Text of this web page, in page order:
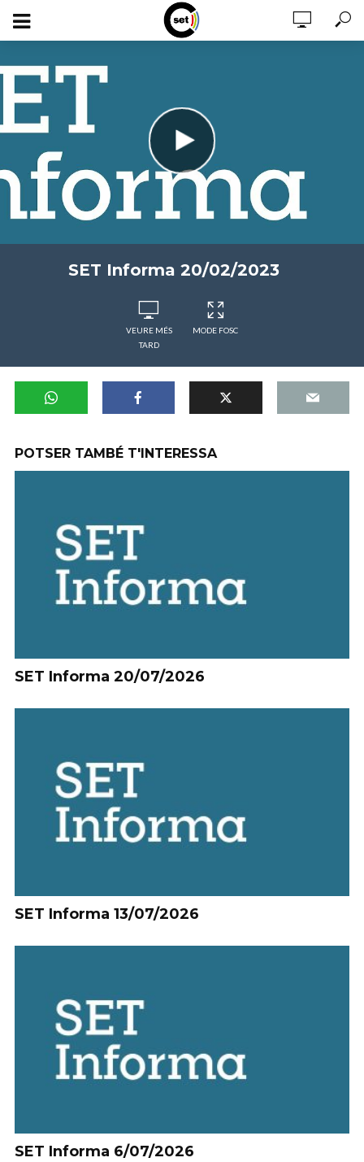
SET Informa 20/02/2023
VEURE MÉS
TARD
MODE FOSC
POTSER TAMBÉ T'INTERESSA
SET Informa 20/07/2026
SET Informa 13/07/2026
SET Informa 6/07/2026